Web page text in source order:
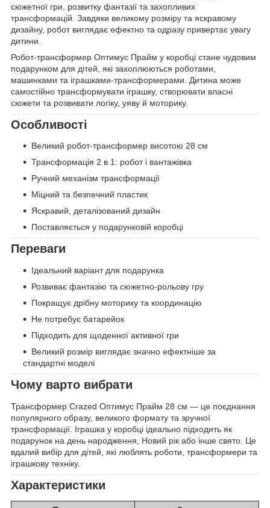
сюжетної гри, розвитку фантазії та захопливих
трансформацій. Завдяки великому розміру та яскравому
дизайну, робот виглядає ефектно та одразу привертає увагу
дитини.
Робот-трансформер Оптимус Прайм у коробці стане чудовим
подарунком для дітей, які захоплюються роботами,
машинками та іграшками-трансформерами. Дитина може
самостійно трансформувати іграшку, створювати власні
сюжети та розвивати логіку, уяву й моторику.
Особливості
Великий робот-трансформер висотою 28 см
Трансформація 2 в 1: робот і вантажівка
Ручний механізм трансформації
Міцний та безпечний пластик
Яскравий, деталізований дизайн
Поставляється у подарунковій коробці
Переваги
Ідеальний варіант для подарунка
Розвиває фантазію та сюжетно-рольову гру
Покращує дрібну моторику та координацію
Не потребує батарейок
Підходить для щоденної активної гри
Великий розмір виглядає значно ефектніше за
стандартні моделі
Чому варто вибрати
Трансформер Crazed Оптимус Прайм 28 см — це поєднання
популярного образу, великого формату та зручної
трансформації. Іграшка у коробці ідеально підходить як
подарунок на день народження, Новий рік або інше свято. Це
вдалий вибір для дітей, які люблять роботи, трансформери та
іграшкову техніку.
Характеристики